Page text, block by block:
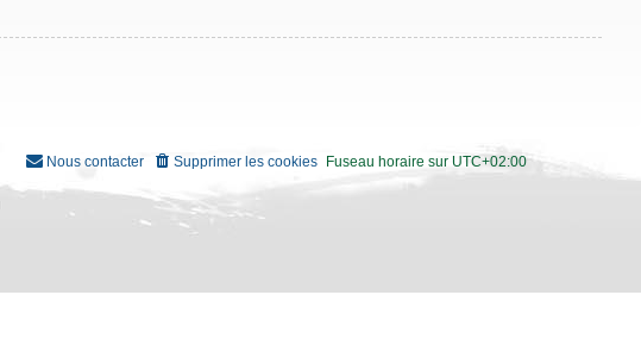
Fuseau horaire sur UTC+02:00
Supprimer les cookies
Nous contacter